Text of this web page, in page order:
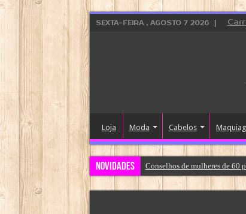
SEXTA-FEIRA , AGOSTO 7 2026
Loja Moda Cabelos
Novidades Conselhos de mulheres de 60